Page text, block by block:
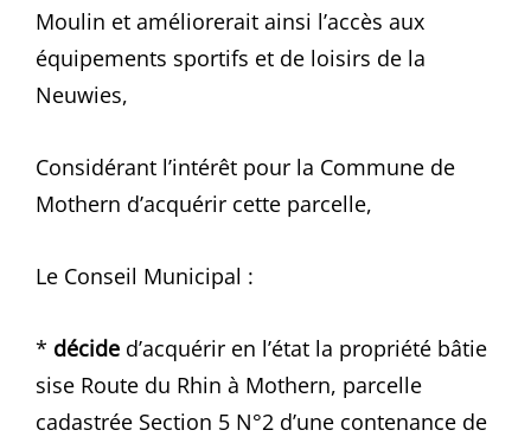
Moulin et améliorerait ainsi l’accès aux
équipements sportifs et de loisirs de la
Neuwies,
Considérant l’intérêt pour la Commune de
Mothern d’acquérir cette parcelle,
Le Conseil Municipal :
* décide d’acquérir en l’état la propriété bâtie
sise Route du Rhin à Mothern, parcelle
cadastrée Section 5 N°2 d’une contenance de